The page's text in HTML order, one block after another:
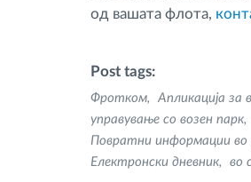
од вашата флота,
Post tags:
Фротком Апликација за
управување со возен парк
Повратни информации во
Електронски дневник
во